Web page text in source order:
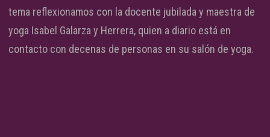
tema reflexionamos con la docente jubilada y maestra de
yoga Isabel Galarza y Herrera, quien a diario está en
contacto con decenas de personas en su salón de yoga.